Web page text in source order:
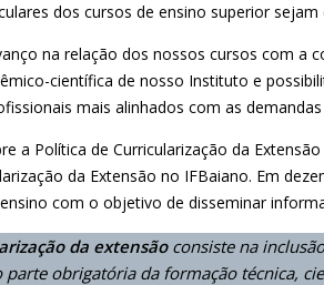
dos cursos de ensino superior
na relação dos nossos cursos com a
científica de nosso Instituto e
mais alinhados com as demandas
a Política de Curricularização da
da Extensão no IFBaiano. Em
com o objetivo de disseminar
da extensão consiste na
parte obrigatória da formação técnica,